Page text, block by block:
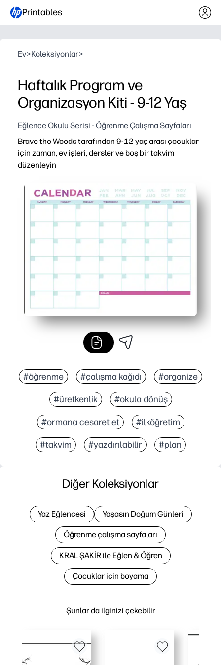
Printables
Ev>Koleksiyonlar>
Haftalık Program ve
Organizasyon Kiti - 9-12 Yaş
Eğlence Okulu Serisi - Öğrenme Çalışma Sayfaları
Brave the Woods tarafından 9-12 yaş arası çocuklar
için zaman, ev işleri, dersler ve boş bir takvim
düzenleyin
Yazdırın ve gidin - hazırlık yapmayın, işleri, dersleri
Çocuk dostu düzen, 9-12 yaşındaki çocuğunuzu
Laminasyon yapmak veya sac koruyucuları
#öğrenme #çalışma kağıdı #organize
#üretkenlik #okula dönüş
#ormana cesaret et #ilköğretim
#takvim #yazdırılabilir #plan
Şunlar da ilginizi çekebilir
Diğer Koleksiyonlar
Yaz Eğlencesi Yaşasın Doğum Günleri
Öğrenme çalışma sayfaları
KRAL ŞAKİR ile Eğlen & Öğren
Çocuklar için boyama